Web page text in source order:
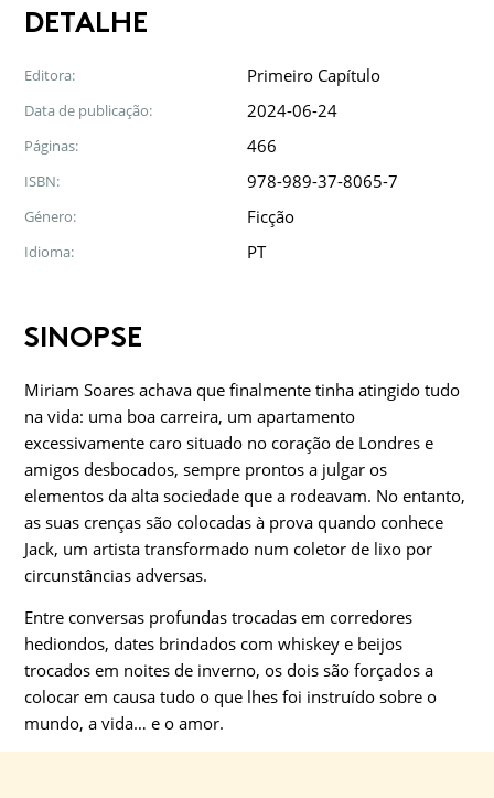
DETALHE
Editora: Primeiro Capítulo
Data de publicação: 2024-06-24
Páginas: 466
ISBN: 978-989-37-8065-7
Género: Ficção
Idioma: PT
SINOPSE
Miriam Soares achava que finalmente tinha atingido tudo
na vida: uma boa carreira, um apartamento
excessivamente caro situado no coração de Londres e
amigos desbocados, sempre prontos a julgar os
elementos da alta sociedade que a rodeavam. No entanto,
as suas crenças são colocadas à prova quando conhece
Jack, um artista transformado num coletor de lixo por
circunstâncias adversas.
Entre conversas profundas trocadas em corredores
hediondos, dates brindados com whiskey e beijos
trocados em noites de inverno, os dois são forçados a
colocar em causa tudo o que lhes foi instruído sobre o
mundo, a vida… e o amor.